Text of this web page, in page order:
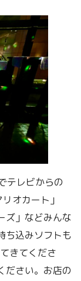
テレビからの
オカート」
ズ」などみんな
ち込みソフトも
きてくださ
ださい。お店の